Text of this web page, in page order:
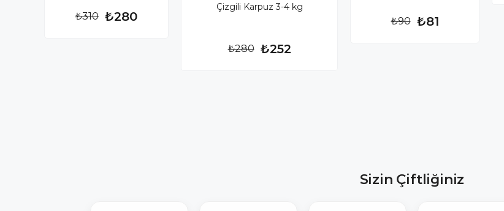
₺280
₺310
Çizgili Karpuz 3-4 kg
₺252
₺280
₺81
₺90
Sizin Çiftliğiniz